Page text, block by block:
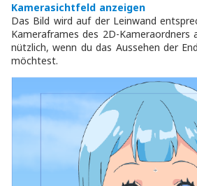
Kamerasichtfeld anzeigen
Das Bild wird auf der Leinwand
Kameraframes des 2D-Kameraordners
nützlich, wenn du das Aussehen der
möchtest.